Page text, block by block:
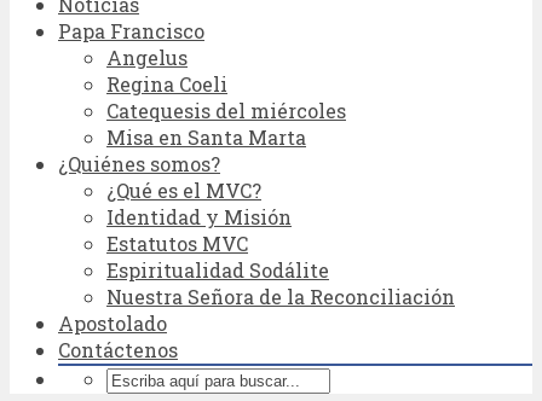
Papa Francisco
Angelus
Regina Coeli
Catequesis del miércoles
Misa en Santa Marta
¿Quiénes somos?
¿Qué es el MVC?
Identidad y Misión
Estatutos MVC
Espiritualidad Sodálite
Nuestra Señora de la Reconciliación
Apostolado
Contáctenos